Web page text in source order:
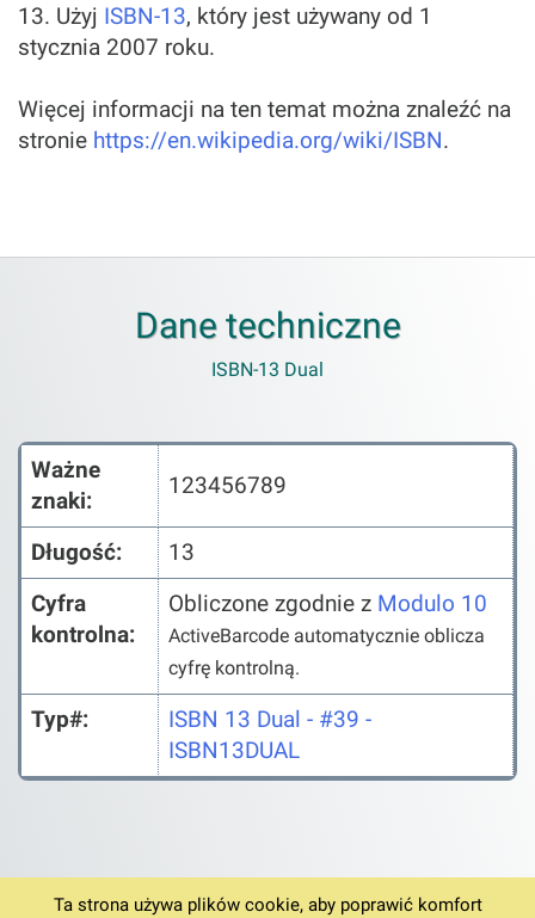
13. Użyj ISBN-13, który jest używany od 1
stycznia 2007 roku.
Więcej informacji na ten temat można znaleźć na
stronie https://en.wikipedia.org/wiki/ISBN.
Dane techniczne
ISBN-13 Dual
Ważne
znaki:
123456789
Długość:
13
Cyfra
kontrolna:
Obliczone zgodnie z Modulo 10
ActiveBarcode automatycznie oblicza
cyfrę kontrolną.
Typ#:
ISBN 13 Dual - #39 -
ISBN13DUAL
Ta strona używa plików cookie, aby poprawić komfort